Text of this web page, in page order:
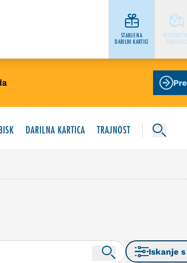
STANJE NA
DARILNI KARTICI
ZEMLJEVID
DARILNA KARTICA TRAJNOST
Iskanje